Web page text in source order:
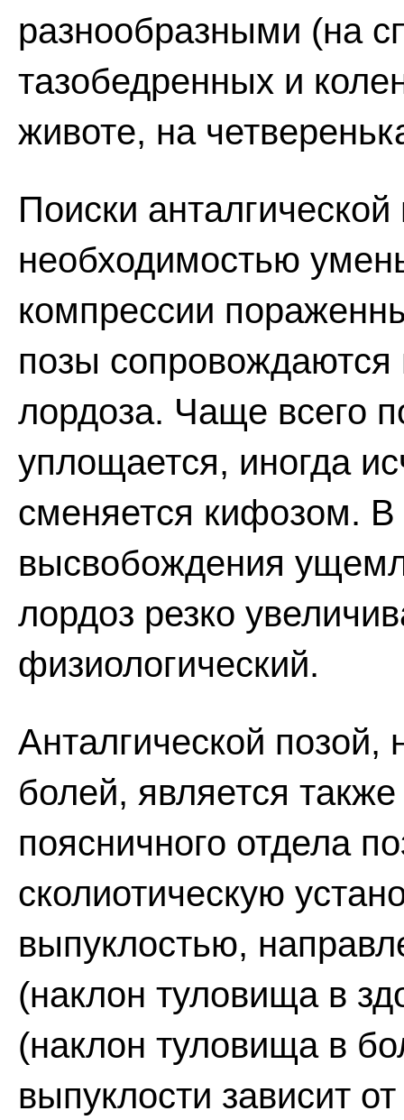
разнообразными (на
тазобедренных и
животе, на
Поиски
необходимостью
компрессии
позы сопровождаются
лордоза. Чаще всего
уплощается, иногда
сменяется кифозом. В
высвобождения
лордоз резко
физиологический.
Анталгической
болей, является
поясничного отдела
сколиотическую
выпуклостью,
(наклон туловища в
(наклон туловища в
выпуклости зависит